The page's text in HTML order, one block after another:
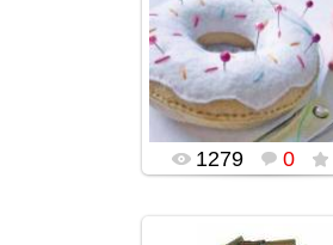
02.02.2016
popularsge
1279 0